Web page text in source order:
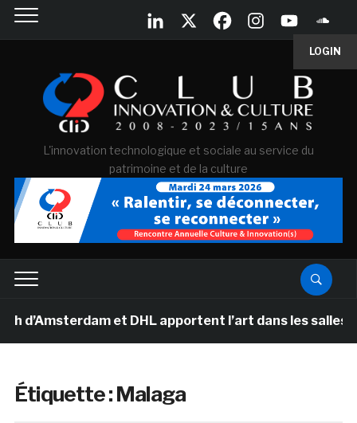
LOGIN
L'innovation technologique et sociale au service du
patrimoine et de la culture
et DHL apportent l’art dans les salles de
Étiquette :Malaga